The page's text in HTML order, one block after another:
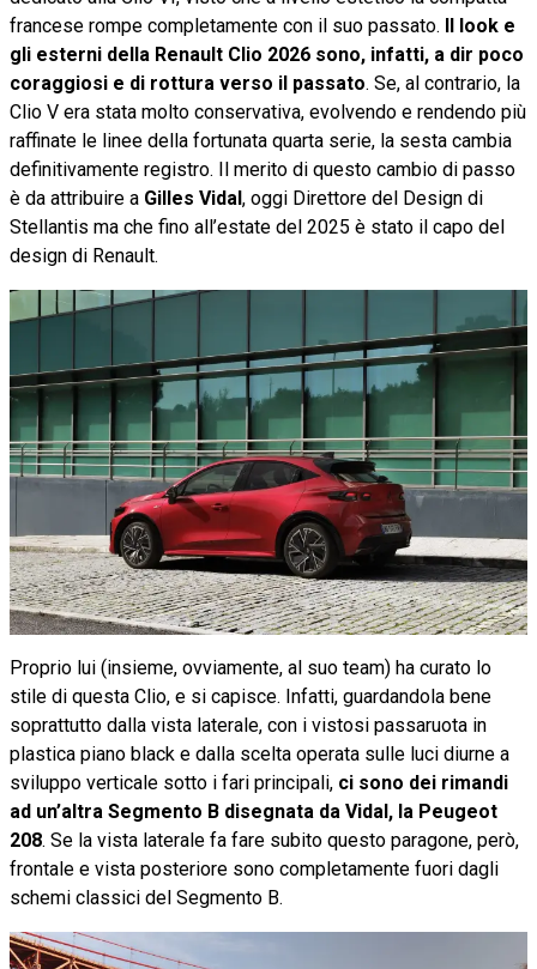
francese rompe completamente con il suo passato. Il look e
gli esterni della Renault Clio 2026 sono, infatti, a dir poco
coraggiosi e di rottura verso il passato. Se, al contrario, la
Clio V era stata molto conservativa, evolvendo e rendendo più
raffinate le linee della fortunata quarta serie, la sesta cambia
definitivamente registro. Il merito di questo cambio di passo
è da attribuire a Gilles Vidal, oggi Direttore del Design di
Stellantis ma che fino all’estate del 2025 è stato il capo del
design di Renault.
Proprio lui (insieme, ovviamente, al suo team) ha curato lo
stile di questa Clio, e si capisce. Infatti, guardandola bene
soprattutto dalla vista laterale, con i vistosi passaruota in
plastica piano black e dalla scelta operata sulle luci diurne a
sviluppo verticale sotto i fari principali, ci sono dei rimandi
ad un’altra Segmento B disegnata da Vidal, la Peugeot
208. Se la vista laterale fa fare subito questo paragone, però,
frontale e vista posteriore sono completamente fuori dagli
schemi classici del Segmento B.